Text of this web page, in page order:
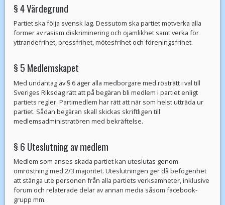
§ 4 Värdegrund
Partiet ska följa svensk lag. Dessutom ska partiet motverka alla
former av rasism diskriminering och ojämlikhet samt verka för
yttrandefrihet, pressfrihet, mötesfrihet och föreningsfrihet.
§ 5 Medlemskapet
Med undantag av § 6 äger alla medborgare med rösträtt i val till
Sveriges Riksdag rätt att på begäran bli medlem i partiet enligt
partiets regler. Partimedlem har rätt att när som helst utträda ur
partiet. Sådan begäran skall skickas skriftligen till
medlemsadministratören med bekräftelse.
§ 6 Uteslutning av medlem
Medlem som anses skada partiet kan uteslutas genom
omröstning med 2/3 majoritet. Uteslutningen ger då befogenhet
att stänga ute personen från alla partiets verksamheter, inklusive
forum och relaterade delar av annan media såsom facebook-
grupp mm.